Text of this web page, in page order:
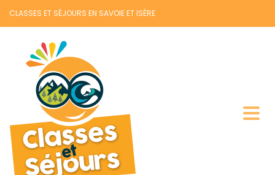
CLASSES ET SÉJOURS EN SAVOIE ET ISÈRE